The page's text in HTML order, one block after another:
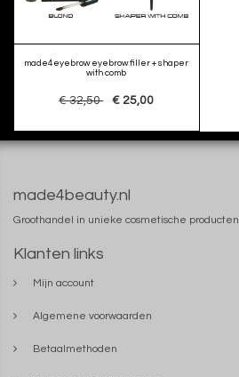
made4eyebrow eyebrow filler + shaper
with comb
€ 32,50 € 25,00
made4beauty.nl
Groothandel in unieke cosmetische producten
Klanten links
Mijn account
Algemene voorwaarden
Betaalmethoden